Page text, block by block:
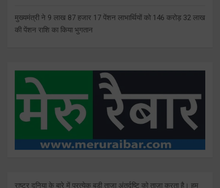
मुख्यमंत्री ने 9 लाख 87 हजार 17 पेंशन लाभार्थियों को 146 करोड़ 32 लाख
की पेंशन राशि का किया भुगतान
राष्ट्र दुनिया के बारे में प्रत्येक बड़ी ताजा अंतर्दृष्टि को ताज़ा करता है। हम